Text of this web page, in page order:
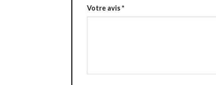
Votre avis*